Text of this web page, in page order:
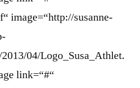
image=“http://susanne-
04/Logo_Susa_Athlet.
link=“#“